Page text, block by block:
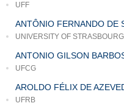
UFF
ANTÔNIO FERNANDO DE
UNIVERSITY OF STRASBOURG
ANTONIO GILSON
UFCG
AROLDO FÉLIX DE
UFRB